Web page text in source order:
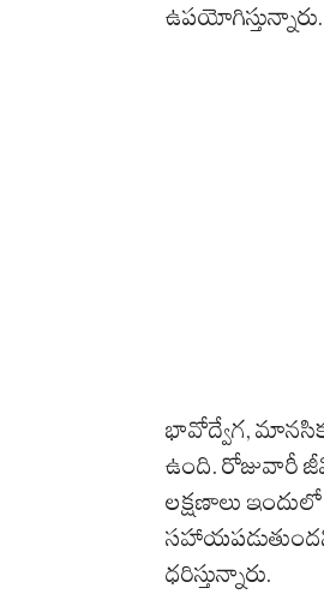
ఉపయోగిస్తున్నారు.
భావోద్వేగ,
ఉంది. రోజువారీ
లక్షణాలు
ధరిస్తున్నారు.